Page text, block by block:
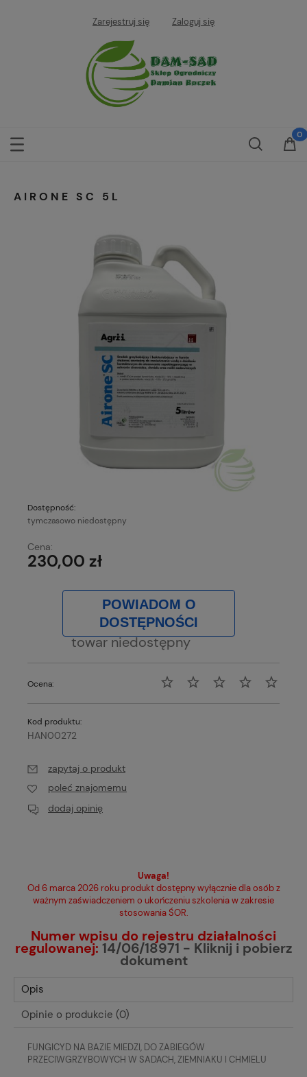
Zarejestruj się Zaloguj się
AIRONE SC 5L
Dostępność:
tymczasowo niedostępny
Cena:
230,00 zł
POWIADOM O
DOSTĘPNOŚCI
towar niedostępny
Ocena:
Kod produktu:
HAN00272
zapytaj o produkt
poleć znajomemu
dodaj opinię
Uwaga!
Od 6 marca 2026 roku produkt dostępny wyłącznie dla osób z
ważnym zaświadczeniem o ukończeniu szkolenia w zakresie
stosowania ŚOR.
Numer wpisu do rejestru działalności
regulowanej: 14/06/18971 - Kliknij i pobierz
dokument
Opis
Opinie o produkcie (0)
FUNGICYD NA BAZIE MIEDZI, DO ZABIEGÓW
PRZECIWGRZYBOWYCH W SADACH, ZIEMNIAKU I CHMIELU